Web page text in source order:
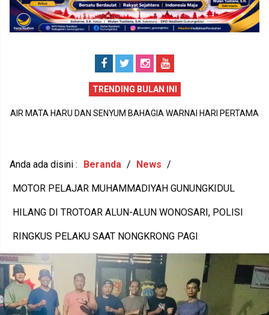
TRENDING BULAN INI
PERISTIWA DUKA DI SIDOHARJO TEPUS GUNUNGKIDUL MENJADI
Anda ada disini : Beranda / News /
MOTOR PELAJAR MUHAMMADIYAH GUNUNGKIDUL
HILANG DI TROTOAR ALUN-ALUN WONOSARI, POLISI
RINGKUS PELAKU SAAT NONGKRONG PAGI